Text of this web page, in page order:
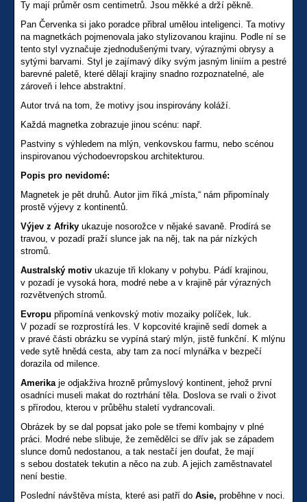
Ty mají průměr osm centimetrů. Jsou měkké a drží pěkně.
Pan Červenka si jako poradce přibral umělou inteligenci. Ta motivy
na magnetkách pojmenovala jako stylizovanou krajinu. Podle ní se
tento styl vyznačuje zjednodušenými tvary, výraznými obrysy a
sytými barvami. Styl je zajímavý díky svým jasným liniím a pestré
barevné paletě, které dělají krajiny snadno rozpoznatelné, ale
zároveň i lehce abstraktní.
Autor trvá na tom, že motivy jsou inspirovány koláží.
Každá magnetka zobrazuje jinou scénu: např.
Pastviny s výhledem na mlýn, venkovskou farmu, nebo scénou
inspirovanou východoevropskou architekturou.
Popis pro nevidomé:
Magnetek je pět druhů. Autor jim říká „místa,“ nám připomínaly
prostě výjevy z kontinentů.
Výjev z Afriky ukazuje nosorožce v nějaké savaně. Prodírá se
travou, v pozadí praží slunce jak na něj, tak na pár nízkých
stromů.
Australský motiv ukazuje tři klokany v pohybu. Pádí krajinou,
v pozadí je vysoká hora, modré nebe a v krajině pár výrazných
rozvětvených stromů.
Evropu připomíná venkovský motiv mozaiky políček, luk.
V pozadí se rozprostírá les. V kopcovité krajině sedí domek a
v pravé části obrázku se vypíná starý mlýn, jistě funkční. K mlýnu
vede sytě hnědá cesta, aby tam za nocí mlynářka v bezpečí
dorazila od milence.
Amerikaje odjakživa hrozně průmyslový kontinent, jehož první
osadníci museli makat do roztrhání těla. Doslova se rvali o život
s přírodou, kterou v průběhu staletí vydrancovali.
Obrázek by se dal popsat jako pole se třemi kombajny v plné
práci. Modré nebe slibuje, že zemědělci se dřív jak se západem
slunce domů nedostanou, a tak nestačí jen doufat, že mají
s sebou dostatek tekutin a něco na zub. A jejich zaměstnavatel
není bestie.
Poslední návštěva místa, které asi patří do Asie, proběhne v noci.